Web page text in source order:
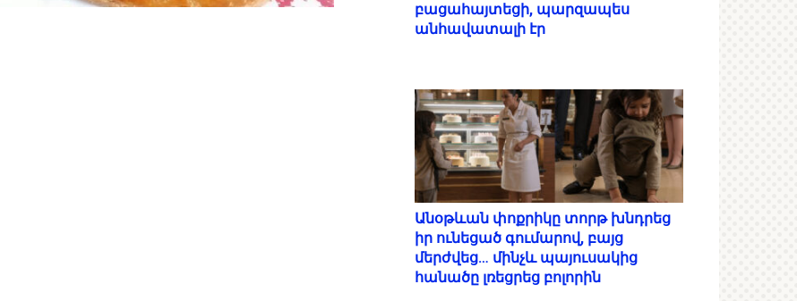
բացահայտեցի, պարզապես
անհավատալի էր
Անօթևան փոքրիկը տորթ խնդրեց
իր ունեցած գումարով, բայց
մերժվեց… մինչև պայուսակից
հանածը լռեցրեց բոլորին